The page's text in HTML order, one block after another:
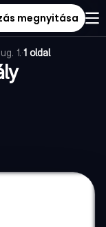
megnyitása
1.·1 oldal